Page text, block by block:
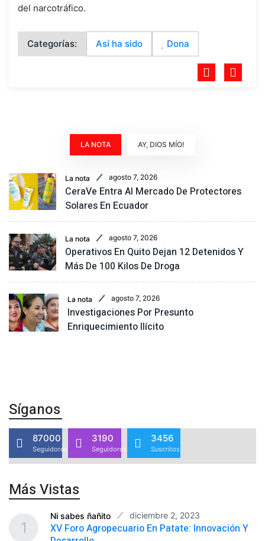
del narcotráfico.
Categorías: Así ha sido Dona
LA NOTA AY, DIOS MÍO!
La nota agosto 7, 2026
CeraVe Entra Al Mercado De Protectores
Solares En Ecuador
La nota agosto 7, 2026
Operativos En Quito Dejan 12 Detenidos Y
Más De 100 Kilos De Droga
La nota agosto 7, 2026
Investigaciones Por Presunto
Enriquecimiento Ilícito
Síganos
87000
Seguidores
3190
Seguidores
3456
Suscritos
Más Vistas
Ni sabes ñañito diciembre 2, 2023
XV Foro Agropecuario En Patate: Innovación Y
1